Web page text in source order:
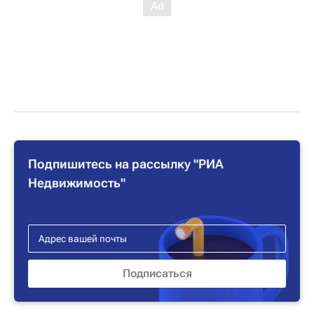
Подпишитесь на рассылку "РИА
Недвижимость"